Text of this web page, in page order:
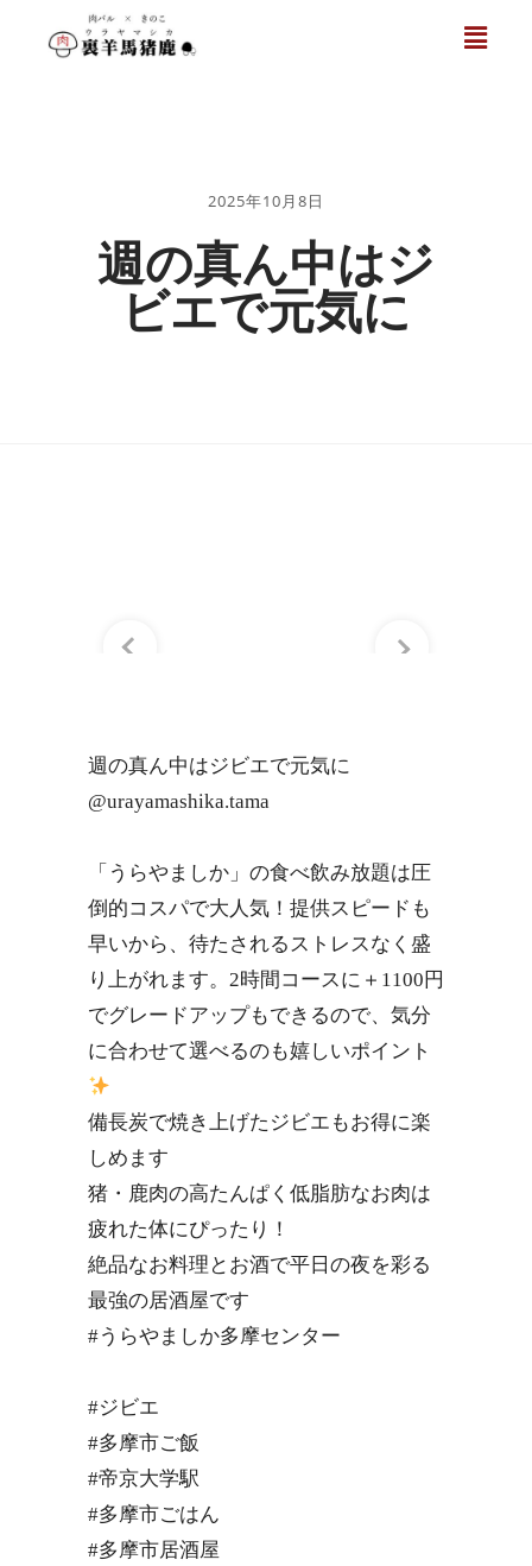
2025年10月8日
週の真ん中はジ
ビエで元気に
週の真ん中はジビエで元気に
@urayamashika.tama
「うらやましか」の食べ飲み放題は圧
倒的コスパで大人気！提供スピードも
早いから、待たされるストレスなく盛
り上がれます。2時間コースに＋1100円
でグレードアップもできるので、気分
に合わせて選べるのも嬉しいポイント
備長炭で焼き上げたジビエもお得に楽
しめます
猪・鹿肉の高たんぱく低脂肪なお肉は
疲れた体にぴったり！
絶品なお料理とお酒で平日の夜を彩る
最強の居酒屋です
#うらやましか多摩センター
#ジビエ
#多摩市ご飯
#帝京大学駅
#多摩市ごはん
#多摩市居酒屋